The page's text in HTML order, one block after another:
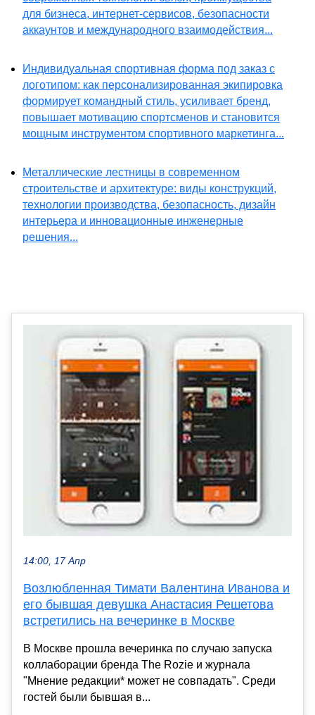
для бизнеса, интернет-сервисов, безопасности
аккаунтов и международного взаимодействия...
Индивидуальная спортивная форма под заказ с
логотипом: как персонализированная экипировка
формирует командный стиль, усиливает бренд,
повышает мотивацию спортсменов и становится
мощным инструментом спортивного маркетинга...
Металлические лестницы в современном
строительстве и архитектуре: виды конструкций,
технологии производства, безопасность, дизайн
интерьера и инновационные инженерные
решения...
14:00, 17 Апр
Возлюбленная Тимати Валентина Иванова и
его бывшая девушка Анастасия Решетова
встретились на вечеринке в Москве
В Москве прошла вечеринка по случаю запуска
коллаборации бренда The Rozie и журнала
"Мнение редакции* может не совпадать". Среди
гостей были бывшая в...